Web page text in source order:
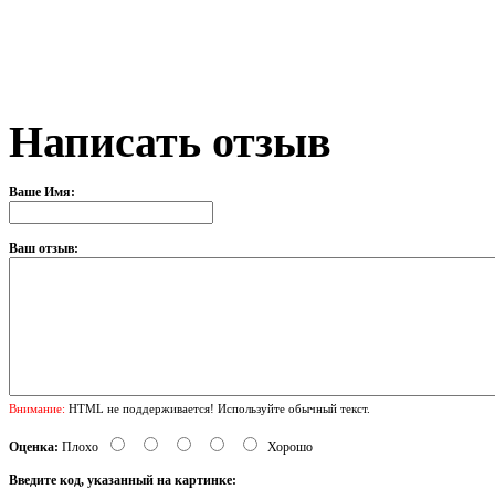
Написать отзыв
Ваше Имя:
Ваш отзыв:
Внимание: HTML не поддерживается! Используйте обычный текст.
Оценка: Плохо Хорошо
Введите код, указанный на картинке: